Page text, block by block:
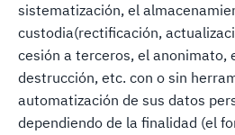
sistematización, el
custodia(rectificación,
cesión a terceros, el anonimato,
destrucción, etc. con o sin
automatización de sus datos
dependiendo de la finalidad (el